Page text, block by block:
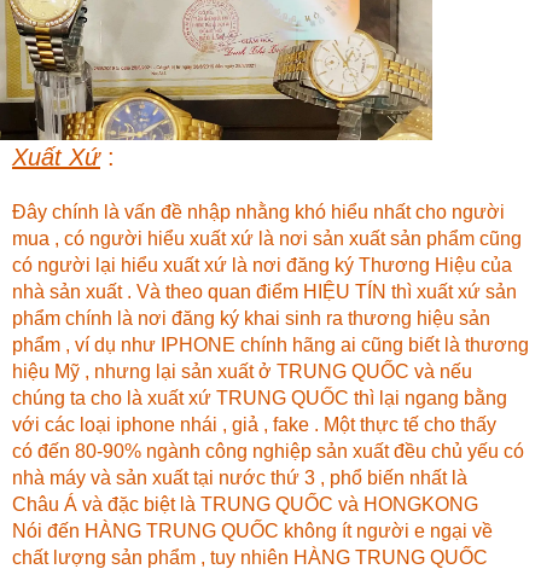
Xuất Xứ:
Đây chính là vấn đề nhập nhằng khó hiểu nhất cho người
mua , có người hiểu xuất xứ là nơi sản xuất sản phẩm cũng
có người lại hiểu xuất xứ là nơi đăng ký Thương Hiệu của
nhà sản xuất . Và theo quan điểm HIỆU TÍN thì xuất xứ sản
phẩm chính là nơi đăng ký khai sinh ra thương hiệu sản
phẩm , ví dụ như IPHONE chính hãng ai cũng biết là thương
hiệu Mỹ , nhưng lại sản xuất ở TRUNG QUỐC và nếu
chúng ta cho là xuất xứ TRUNG QUỐC thì lại ngang bằng
với các loại iphone nhái , giả , fake . Một thực tế cho thấy
có đến 80-90% ngành công nghiệp sản xuất đều chủ yếu có
nhà máy và sản xuất tại nước thứ 3 , phổ biến nhất là
Châu Á và đặc biệt là TRUNG QUỐC và HONGKONG
Nói đến HÀNG TRUNG QUỐC không ít người e ngại về
chất lượng sản phẩm , tuy nhiên HÀNG TRUNG QUỐC